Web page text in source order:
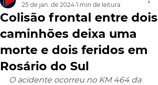
Colisão frontal entre dois
caminhões deixa uma
morte e dois feridos em
Rosário do Sul
25 de jan. de 2024 1 min de leitura
O acidente ocorreu no KM 464 da